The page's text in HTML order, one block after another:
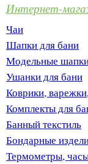
Интернет-
Чаи
Шапки для бани
Модельные
Ушанки для бани
Коврики,
Комплекты для
Банный текстиль
Бондарные
Термометры,